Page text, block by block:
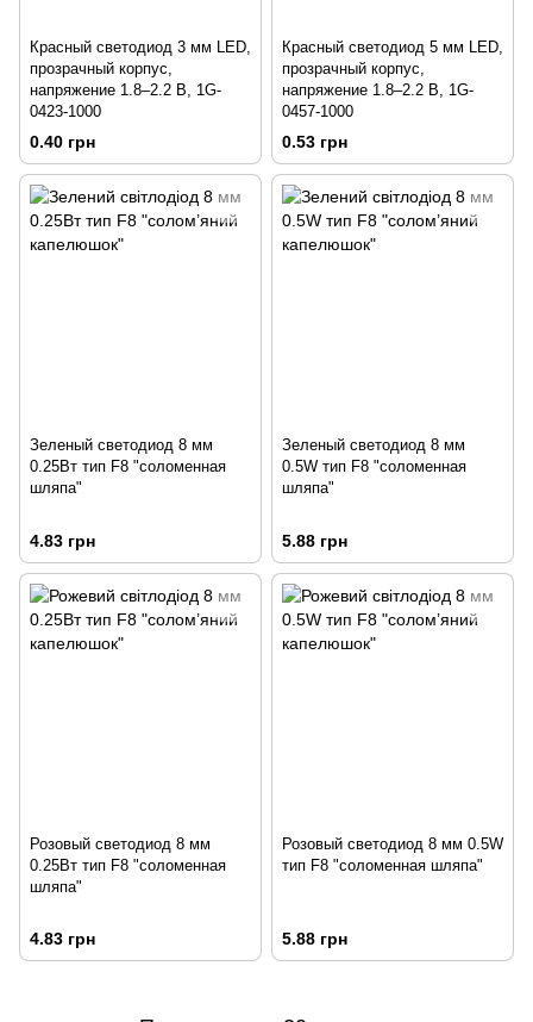
Красный светодиод 3 мм LED,
прозрачный корпус,
напряжение 1.8–2.2 В, 1G-
0423-1000
0.40 грн
Красный светодиод 5 мм LED,
прозрачный корпус,
напряжение 1.8–2.2 В, 1G-
0457-1000
0.53 грн
Зеленый светодиод 8 мм
0.25Вт тип F8 "соломенная
шляпа"
4.83 грн
Зеленый светодиод 8 мм
0.5W тип F8 "соломенная
шляпа"
5.88 грн
Розовый светодиод 8 мм
0.25Вт тип F8 "соломенная
шляпа"
4.83 грн
Розовый светодиод 8 мм 0.5W
тип F8 "соломенная шляпа"
5.88 грн